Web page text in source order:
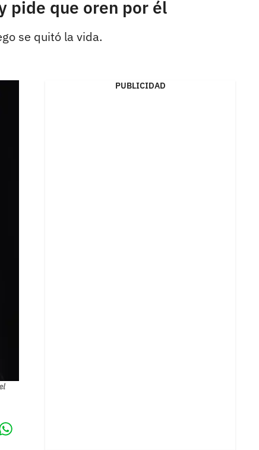
pide que oren por él
se quitó la vida.
PUBLICIDAD